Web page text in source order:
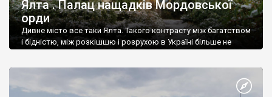
Ялта . Палац нащадків Мордовської
орди
Дивне місто все таки Ялта. Такого контрасту між багатством
і бідністю, між розкішшю і розрухою в Україні більше не